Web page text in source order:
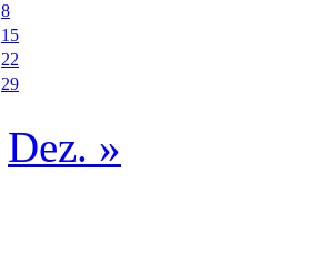
8
15
22
29
Dez. »